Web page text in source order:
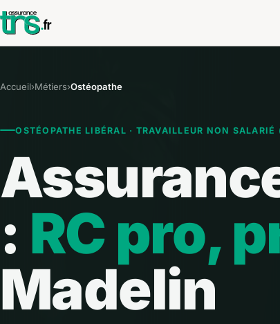
Accueil›Métiers›Ostéopathe
OSTÉOPATHE LIBÉRAL · TRAVAILLEUR NON SALARIÉ
: RC pro,
Madelin